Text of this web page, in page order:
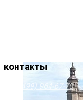
контакты
+7 (499) 964-67-70